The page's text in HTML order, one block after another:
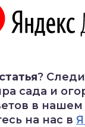
?
сада и
в нашем
на нас в